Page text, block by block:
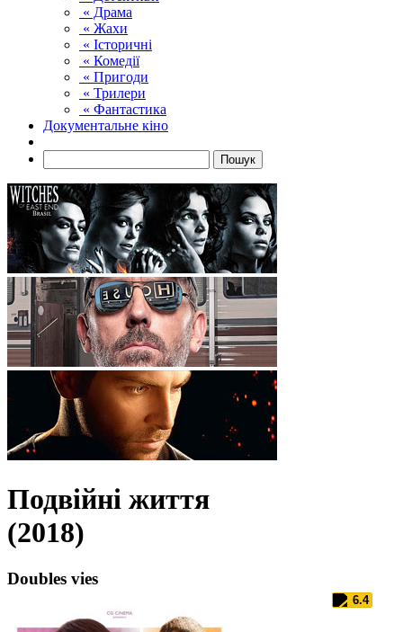
« Драма
« Жахи
« Історичні
« Комедії
« Пригоди
« Трилери
« Фантастика
Документальне кіно
Пошук
Подвійні життя
(2018)
Doubles vies
6.4